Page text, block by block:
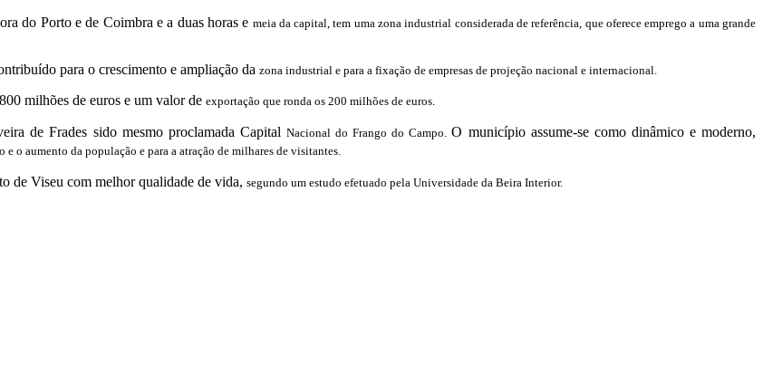
do Porto e de Coimbra e a duas horas e meia da capital, tem uma zona industrial considerada de referência, que oferece emprego a uma grande
para o crescimento e ampliação da zona industrial e para a fixação de empresas de projeção nacional e internacional.
milhões de euros e um valor de exportação que ronda os 200 milhões de euros.
de Frades sido mesmo proclamada Capital Nacional do Frango do Campo.O município assume-se como dinâmico e moderno,
e o aumento da população e para a atração de milhares de visitantes.
de Viseu com melhor qualidade de vida, segundo um estudo efetuado pela Universidade da Beira Interior.